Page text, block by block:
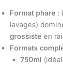
Format phare :
lavages)
grossiste en
Formats
750ml